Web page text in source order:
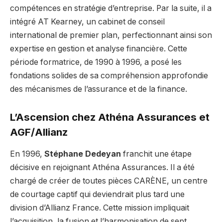
compétences en stratégie d’entreprise. Par la suite, il a
intégré AT Kearney, un cabinet de conseil
international de premier plan, perfectionnant ainsi son
expertise en gestion et analyse financière. Cette
période formatrice, de 1990 à 1996, a posé les
fondations solides de sa compréhension approfondie
des mécanismes de l’assurance et de la finance.
L’Ascension chez Athéna Assurances et
AGF/Allianz
En 1996, Stéphane Dedeyan franchit une étape
décisive en rejoignant Athéna Assurances. Il a été
chargé de créer de toutes pièces CARÈNE, un centre
de courtage captif qui deviendrait plus tard une
division d’Allianz France. Cette mission impliquait